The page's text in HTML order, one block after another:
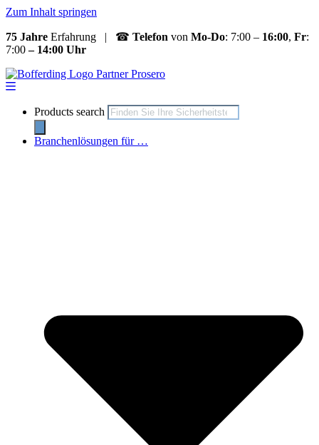
Zum Inhalt springen
75 Jahre Erfahrung | ☎ Telefon von Mo-Do: 7:00 – 16:00, Fr:
7:00– 14:00 Uhr
Products search
Branchenlösungen für …